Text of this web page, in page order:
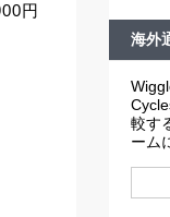
円
海外
較す
ーム